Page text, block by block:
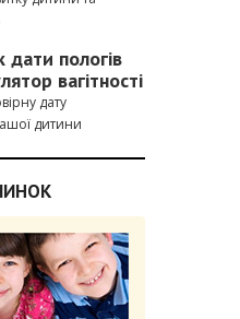
дати пологів
вагітності
дату
дитини